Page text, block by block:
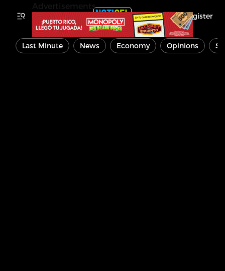
Register
Last Minute News Economy Opinions
Advertisements